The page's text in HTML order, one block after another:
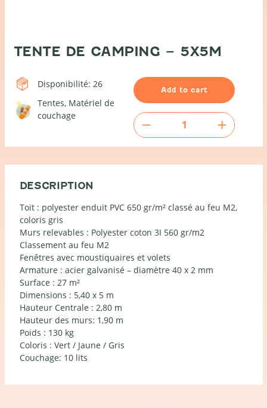
TENTE DE CAMPING – 5X5M
Disponibilité: 26
Tentes Matériel de
couchage
Add to cart
Tente
de
camping
5x5m
DESCRIPTION
Toit : polyester enduit PVC 650 gr/m² classé au feu M2,
coloris gris
Murs relevables : Polyester coton 3I 560 gr/m2
Classement au feu M2
Fenêtres avec moustiquaires et volets
Armature : acier galvanisé – diamètre 40 x 2 mm
Surface : 27 m²
Dimensions : 5,40 x 5 m
Hauteur Centrale : 2,80 m
Hauteur des murs: 1,90 m
Poids : 130 kg
Coloris : Vert / Jaune / Gris
Couchage: 10 lits